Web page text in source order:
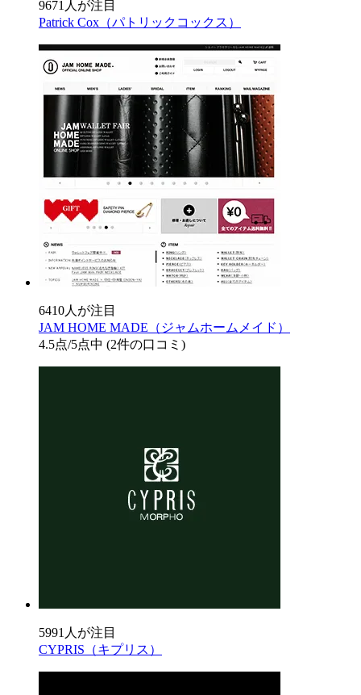
9671人が注目
Patrick Cox（パトリックコックス）
6410人が注目
JAM HOME MADE（ジャムホームメイド）
4.5点/5点中 (2件の口コミ)
5991人が注目
CYPRIS（キプリス）